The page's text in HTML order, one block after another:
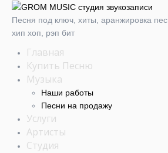
Песня под ключ, хиты, аранжировка
хип хоп, рэп бит
Главная
Купить Песню
Музыка
Наши работы
Песни на продажу
Услуги
Артисты
Студия